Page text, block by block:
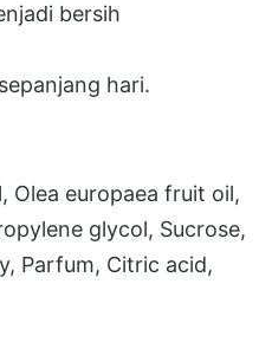
bersih
hari.
Olea europaea fruit oil,
glycol, Sucrose,
Parfum, Citric acid,